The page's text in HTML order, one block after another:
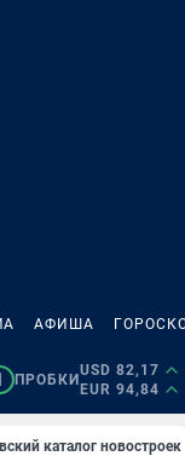
АФИША
ПРОБКИ
USD 82,17
EUR 94,84
каталог новостроек